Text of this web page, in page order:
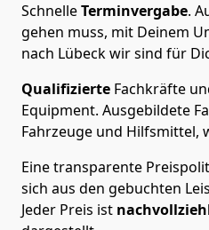
SchnelleTerminvergabe.
gehen muss, mit Deinem
nach Lübeck wir sind für
Qualifizierte Fachkräfte
Equipment. Ausgebildete
Fahrzeuge und Hilfsmittel,
Eine transparente
sich aus den gebuchten
Jeder Preis ist